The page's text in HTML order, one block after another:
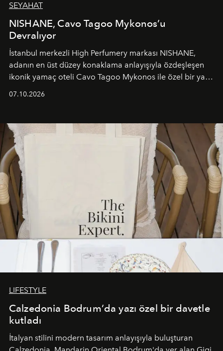
SEYAHAT
NISHANE, Cavo Tagoo Mykonos’u
Devralıyor
İstanbul merkezli High Perfumery markası NISHANE,
adanın en üst düzey konaklama anlayışıyla özdeşleşen
ikonik yamaç oteli Cavo Tagoo Mykonos ile özel bir yaz
buluşturarak markanın Cavo Tagoo’daki varlığını
sürükleyici ve mevsime özel bir deneyime dönüştürüyor.
07.10.2026
LIFESTYLE
Calzedonia Bodrum’da yazı özel bir davetle
kutladı
İtalyan stilini modern tasarım anlayışıyla buluşturan